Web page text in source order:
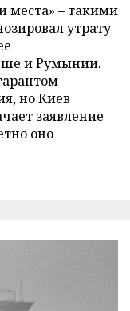
места» – такими
утрату
и Румынии.
но Киев
заявление
оно